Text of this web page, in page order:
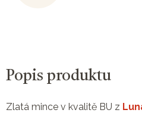
Popis produktu
Zlatá mince v kvalitě BU z